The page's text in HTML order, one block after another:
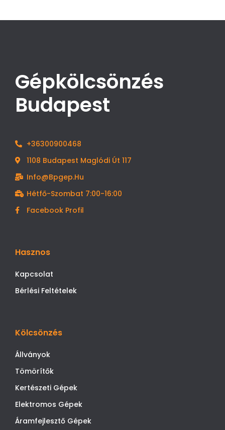
Gépkölcsönzés
Budapest
+36300900468
1108 Budapest Maglódi Út 117
Info@bpgep.hu
Hétfő-Szombat 7:00-16:00
Facebook Profil
Hasznos
Kapcsolat
Bérlési Feltételek
Kölcsönzés
Állványok
Tömörítők
Kertészeti Gépek
Elektromos Gépek
Áramfejlesztő Gépek